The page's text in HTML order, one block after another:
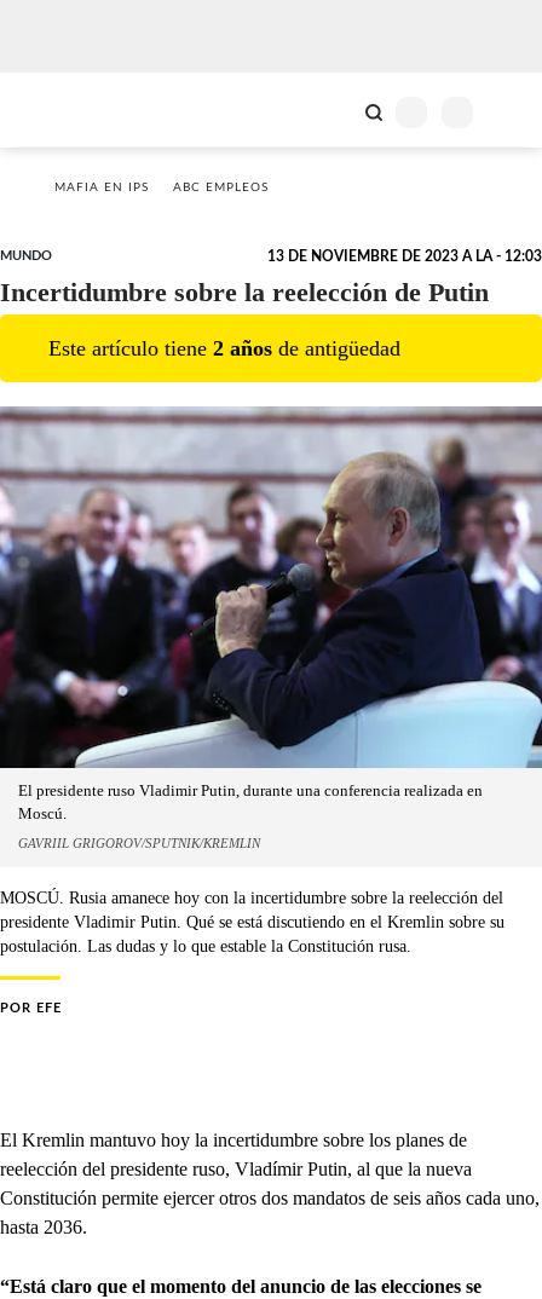
MAFIA EN IPS ABC EMPLEOS
MUNDO 13 DE NOVIEMBRE DE 2023 A LA - 12:03
Incertidumbre sobre la reelección de Putin
Este artículo tiene 2 años de antigüedad
El presidente ruso Vladimir Putin, durante una conferencia realizada en
Moscú.
GAVRIIL GRIGOROV/SPUTNIK/KREMLIN
MOSCÚ. Rusia amanece hoy con la incertidumbre sobre la reelección del
presidente Vladimir Putin. Qué se está discutiendo en el Kremlin sobre su
postulación. Las dudas y lo que estable la Constitución rusa.
POR EFE
El Kremlin mantuvo hoy la incertidumbre sobre los planes de
reelección del presidente ruso, Vladímir Putin, al que la nueva
Constitución permite ejercer otros dos mandatos de seis años cada uno,
hasta 2036.
“Está claro que el momento del anuncio de las elecciones se